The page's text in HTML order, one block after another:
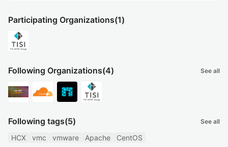
Participating Organizations(1)
Following Organizations(4) See all
Following tags(5) See all
HCX vmc vmware Apache CentOS